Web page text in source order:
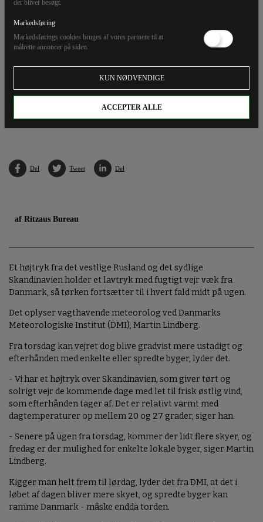
der bliver besøgt.
Markedsføring
Markedsførings cookies bruges af vores partnere til at
målrette annoncer på siden.
KUN NØDVENDIGE
ACCEPTER ALLE
I weekenden nåede det landsdækkende tørkeindeks op på 10,0 og dermed det højeste
niveau på skalaen. (Arkivfoto).
Del Tweet Del
af Ritzaus Bureau
Et højtryk fra det vestlige Rusland og det sydlige
Skandinavien holder et lavtryk med fugtigt vejr væk fra
Danmark, så tørken fortsætter til i hvert fald midt på ugen.
Det oplyser vagthavende meteorolog ved Danmarks
Meteorologiske Institut (DMI), Martin Lindberg.
Fra torsdag kan vejret dog blive gradvist mere ustadigt og
efterhånden med enkelte eller spredte byger, lyder det.
- Vi har et højtryk over Skandinavien, som giver tørt og
solrigt vejr de kommende dage med let til frisk østlig vind,
som efterhånden tager af. Det er relativt varmt med
dagtemperaturer op mellem 20 og 27 grader, siger han.
- Senere på ugen fra torsdag, kommer der lidt flere skyer, og
fredag er der mulighed for enkelte lokale byger, siger Martin
Lindberg.
Kigger man helt frem til lørdag, lyder det fra DMI, at det i
løbet af dagen bliver mere skyet, og spredte byger kan
ramme Danmark - måske endda torden.